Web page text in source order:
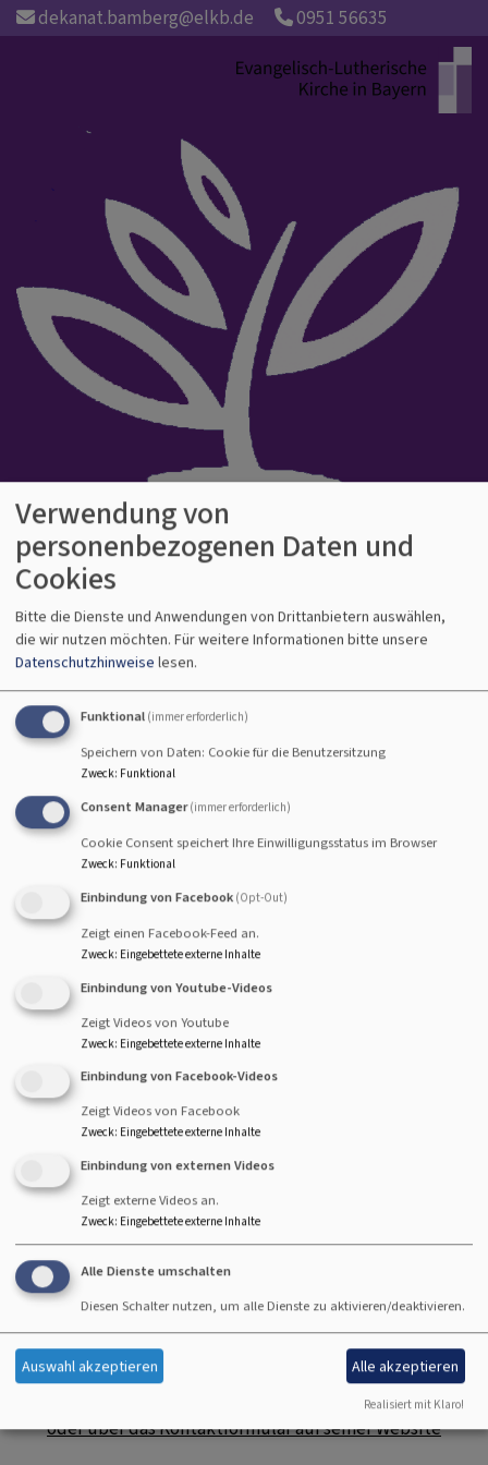
Direktdekanat.bamberg@elkb.de 0951 56635
Evangelisch-Lutherisches Dekanat
Bamberg
Kirche auf gutem Grund
Hauptnavigation
Startseite Geistliche Begleitung
Geistliche Begleitung bietet Raum, über Erfahrungen im
Leben und Glauben ins Gespräch zu kommen und den
eigenen Kontakt zu Gott zu vertiefen. Im Dekanat
Bamberg bietet dies Pfr. i.R. Wilfried Geyer als
ausgebildeter geistlicher Begleiter an.
sich über sein Angebot informieren.
Pfr. i.R. Wilfried Geyer
oder über das Kontaktformular auf seiner Website
Verwendung von
personenbezogenen Daten und
Cookies
Bitte die Dienste und Anwendungen von Drittanbietern auswählen,
die wir nutzen möchten. Für weitere Informationen bitte unsere
Datenschutzhinweise lesen.
Funktional (immer erforderlich)
Speichern von Daten: Cookie für die Benutzersitzung
Zweck: Funktional
Consent Manager (immer erforderlich)
Cookie Consent speichert Ihre Einwilligungsstatus im Browser
Zweck: Funktional
Einbindung von Facebook (Opt-Out)
Zeigt einen Facebook-Feed an.
Zweck: Eingebettete externe Inhalte
Einbindung von Youtube-Videos
Zeigt Videos von Youtube
Zweck: Eingebettete externe Inhalte
Einbindung von Facebook-Videos
Zeigt Videos von Facebook
Zweck: Eingebettete externe Inhalte
Einbindung von externen Videos
Zeigt externe Videos an.
Zweck: Eingebettete externe Inhalte
Alle Dienste umschalten
Diesen Schalter nutzen, um alle Dienste zu aktivieren/deaktivieren.
Auswahl akzeptieren Alle akzeptieren
Realisiert mit Klaro!